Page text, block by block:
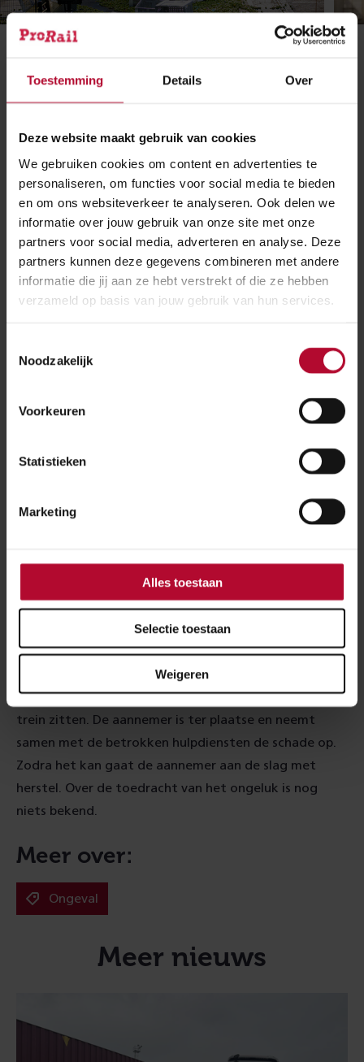
Toestemming Details Over
Deze website maakt gebruik van cookies
We gebruiken cookies om content en advertenties te
personaliseren, om functies voor social media te bieden
en om ons websiteverkeer te analyseren. Ook delen we
informatie over jouw gebruik van onze site met onze
partners voor social media, adverteren en analyse. Deze
partners kunnen deze gegevens combineren met andere
informatie die jij aan ze hebt verstrekt of die ze hebben
verzameld op basis van jouw gebruik van hun services.
Noodzakelijk
Voorkeuren
Statistieken
Marketing
Alles toestaan
Selectie toestaan
Weigeren
naarnaarnaar
Update | 15:27 uur
Inmiddels zijn de circa 400 reizigers uit de trein
spreekt over vijf lichtgewonden.
Daarnaast is er veel schade aan de infrastructuur,
onder andere aan de overweginstallaties en de
onderdelen van de vrachtwagen liggen verspreid over
het spoor en de overweg. We doen ons uiterste best
om zo snel mogelijk te beginnen aan het herstel. Als er
meer duidelijkheid is over de daadwerkelijke duur van
Vandaag, donderdag 30 oktober, rijden er in ieder
geval geen treinen meer tussen Geldermalsen en Den
Bosch. We wensen alle betrokkenen bij dit ongeval
vervelend voor de treinreiziger en raden aan om NS-
reisplanner te raadplegen voor vertrek.
Bericht | 11:24 uur
Er is veel schade aan de infrastructuur. Op dit moment
vindt de evacuatie plaats van de reizigers die in de
trein zitten. De aannemer is ter plaatse en neemt
samen met de betrokken hulpdiensten de schade op.
Zodra het kan gaat de aannemer aan de slag met
herstel. Over de toedracht van het ongeluk is nog
niets bekend.
Meer over:
Ongeval
Meer nieuws